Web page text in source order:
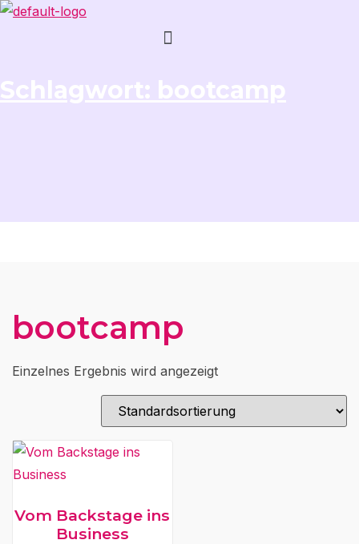
Menü
Schlagwort: bootcamp
bootcamp
Einzelnes Ergebnis wird angezeigt
Vom Backstage ins
Business